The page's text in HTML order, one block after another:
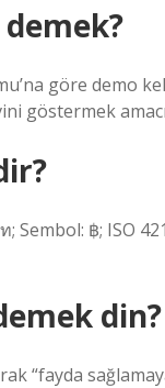
göre demo
göstermek
; Sembol: ฿; ISO
din?
“fayda